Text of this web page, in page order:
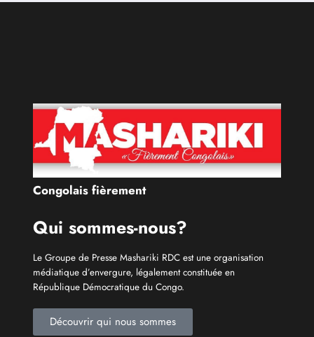
Congolais fièrement
Qui sommes-nous?
Le Groupe de Presse Mashariki RDC est une organisation
médiatique d’envergure, légalement constituée en
République Démocratique du Congo.